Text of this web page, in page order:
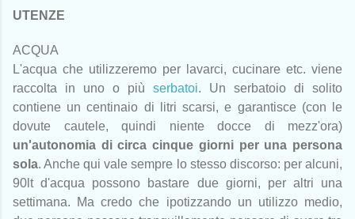
UTENZE
ACQUA
L'acqua che utilizzeremo per lavarci, cucinare etc. viene
raccolta in uno o più serbatoi. Un serbatoio di solito
contiene un centinaio di litri scarsi, e garantisce (con le
dovute cautele, quindi niente docce di mezz'ora)
un'autonomia di circa cinque giorni per una persona
sola. Anche qui vale sempre lo stesso discorso: per alcuni,
90lt d'acqua possono bastare due giorni, per altri una
settimana. Ma credo che ipotizzando un utilizzo medio,